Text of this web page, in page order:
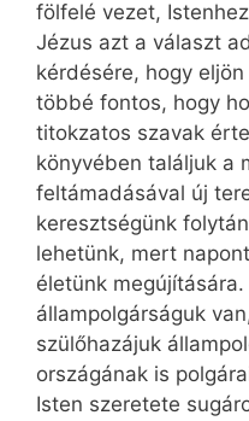
fölfelé vezet,
Jézus azt a választ
kérdésére, hogy
többé fontos, hogy
titokzatos szavak
könyvében találjuk a
feltámadásával új
keresztségünk
lehetünk, mert
életünk
állampolgárságuk
szülőhazájuk
országának is
Isten szeretete